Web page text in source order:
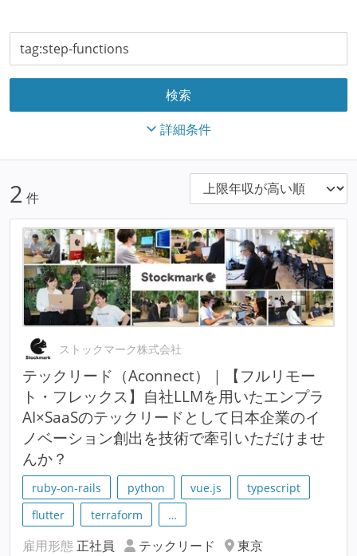
詳細条件
2 件
ストックマーク株式会社
テックリード（Aconnect）｜【フルリモー
ト・フレックス】自社LLMを用いたエンプラ
AI×SaaSのテックリードとして日本企業のイ
ノベーション創出を技術で牽引いただけませ
んか？
ruby-on-rails python vue.js
typescript
flutter
terraform …
雇用形態 正社員 テックリード
東京